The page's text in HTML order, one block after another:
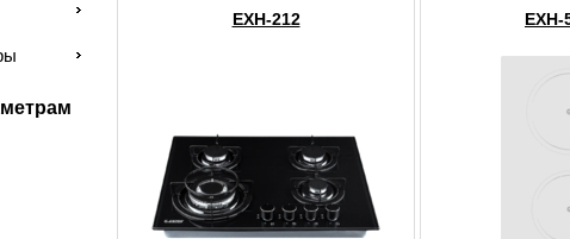
Варочная панель 2
учетом площади
Безопасность
Огромная
Это только
которые каждый
варочную панель
EXH-212 EXH-